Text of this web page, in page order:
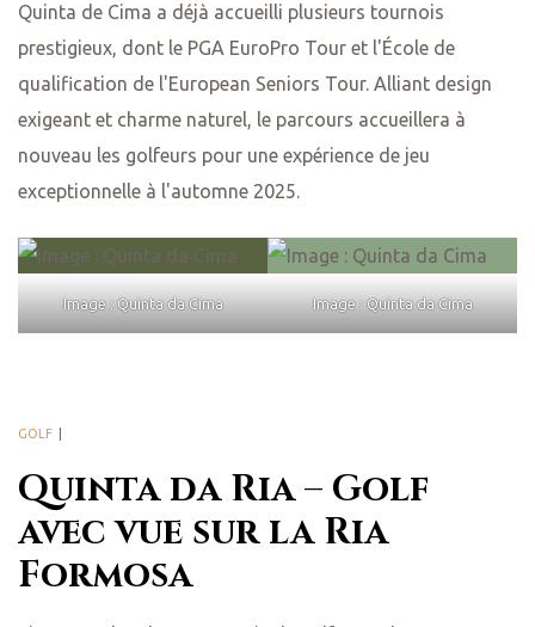
Quinta de Cima a déjà accueilli plusieurs tournois
prestigieux, dont le PGA EuroPro Tour et l'École de
qualification de l'European Seniors Tour. Alliant design
exigeant et charme naturel, le parcours accueillera à
nouveau les golfeurs pour une expérience de jeu
exceptionnelle à l'automne 2025.
Image : Quinta da Cima Image : Quinta da Cima
Quinta da Ria – Golf
avec vue sur la Ria
Formosa
GOLF